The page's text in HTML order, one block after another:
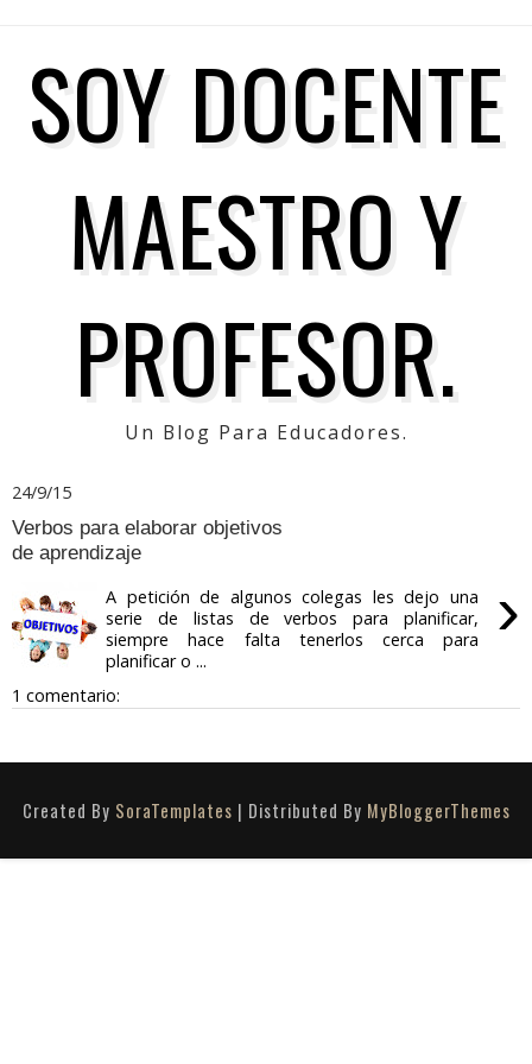
SOY DOCENTE
MAESTRO Y
PROFESOR.
Un Blog Para Educadores.
24/9/15
Verbos para elaborar objetivos
de aprendizaje
›
A petición de algunos colegas les dejo una
serie de listas de verbos para planificar,
siempre hace falta tenerlos cerca para
planificar o ...
1 comentario:
Created By SoraTemplates | Distributed By MyBloggerThemes